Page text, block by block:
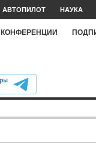
АВТОПИЛОТ НАУКА
КОНФЕРЕНЦИИ